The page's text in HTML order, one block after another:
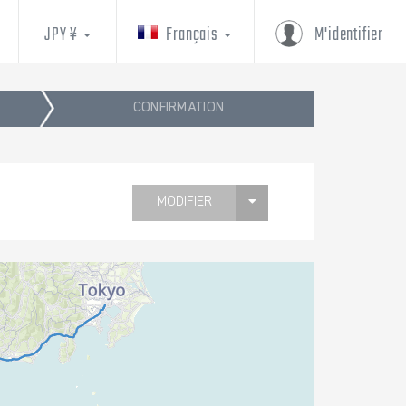
M'identifier
Français
JPY ¥
CONFIRMATION
MODIFIER